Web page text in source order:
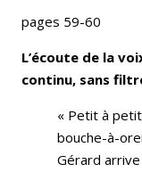
pages 59-60
L’écoute de la
continu, sans
« Petit à
bouche-à-
Gérard arrive